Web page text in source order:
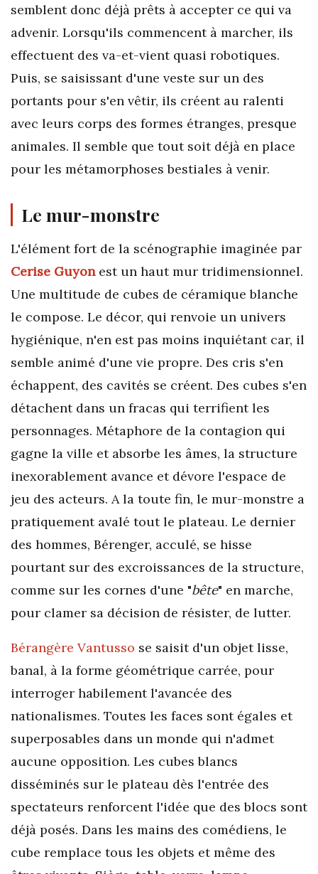
semblent donc déjà prêts à accepter ce qui va
advenir. Lorsqu'ils commencent à marcher, ils
effectuent des va-et-vient quasi robotiques.
Puis, se saisissant d'une veste sur un des
portants pour s'en vêtir, ils créent au ralenti
avec leurs corps des formes étranges, presque
animales. Il semble que tout soit déjà en place
pour les métamorphoses bestiales à venir.
Le mur-monstre
L'élément fort de la scénographie imaginée par
Cerise Guyonest un haut mur tridimensionnel.
Une multitude de cubes de céramique blanche
le compose. Le décor, qui renvoie un univers
hygiénique, n'en est pas moins inquiétant car, il
semble animé d'une vie propre. Des cris s'en
échappent, des cavités se créent. Des cubes s'en
détachent dans un fracas qui terrifient les
personnages. Métaphore de la contagion qui
gagne la ville et absorbe les âmes, la structure
inexorablement avance et dévore l'espace de
jeu des acteurs. A la toute fin, le mur-monstre a
pratiquement avalé tout le plateau. Le dernier
des hommes, Bérenger, acculé, se hisse
pourtant sur des excroissances de la structure,
comme sur les cornes d'une "bête" en marche,
pour clamer sa décision de résister, de lutter.
Bérangère Vantusso se saisit d'un objet lisse,
banal, à la forme géométrique carrée, pour
interroger habilement l'avancée des
nationalismes. Toutes les faces sont égales et
superposables dans un monde qui n'admet
aucune opposition. Les cubes blancs
disséminés sur le plateau dès l'entrée des
spectateurs renforcent l'idée que des blocs sont
déjà posés. Dans les mains des comédiens, le
cube remplace tous les objets et même des